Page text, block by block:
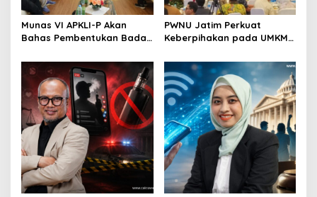
Munas VI APKLI-P Akan
Bahas Pembentukan Badan
Dinilai Penting Hadapi
Bonus Demografi
PWNU Jatim Perkuat
Keberpihakan pada UMKM